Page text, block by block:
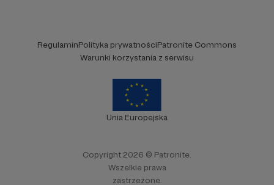
RegulaminPolityka prywatnościPatronite Commons
Warunki korzystania z serwisu
Unia Europejska
Copyright 2026 © Patronite.
Wszelkie prawa
zastrzeżone.